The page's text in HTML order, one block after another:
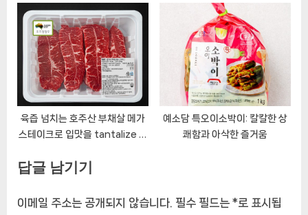
육즙 넘치는 호주산 부채살 메가
스테이크로 입맛을 tantalize 하
예소담 특오이소박이: 칼칼한 상
쾌함과 아삭한 즐거움
답글 남기기
이메일 주소는 공개되지 않습니다. 필수 필드는 *로 표시됩